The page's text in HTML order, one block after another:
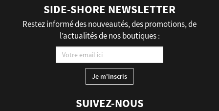
SIDE-SHORE NEWSLETTER
Restez informé des nouveautés, des promotions, de
l’actualités de nos boutiques :
SUIVEZ-NOUS